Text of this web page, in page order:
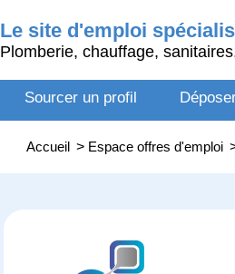
Le site d'emploi
Plomberie, chauffage,
Sourcer un profil
Accueil > Espace offres d'emploi